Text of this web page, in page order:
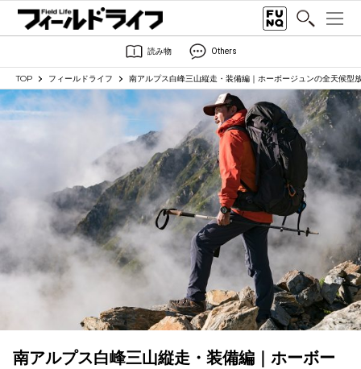
読み物 Others
TOP フィールドライフ 南アルプス白峰三山縦走・装備編｜ホーボージュンの全天候型
南アルプス白峰三山縦走・装備編｜ホーボー